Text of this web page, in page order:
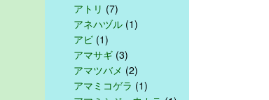
アトリ (7)
アネハヅル (1)
アビ (1)
アマサギ (3)
アマツバメ (2)
アマミコゲラ (1)